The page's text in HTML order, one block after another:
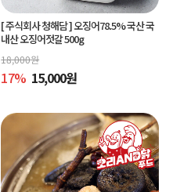
[ 주식회사 청해담 ]오징어78.5% 국산 국
내산 오징어젓갈 500g
18,000원
17% 15,000원